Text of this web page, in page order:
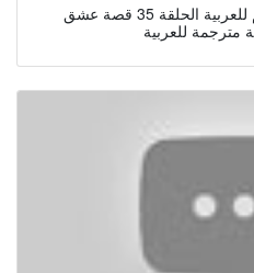
مسلسل لا تترك يدي مترجم للعربية الحلقة 35 قصة عشق
مترجمة للعربية